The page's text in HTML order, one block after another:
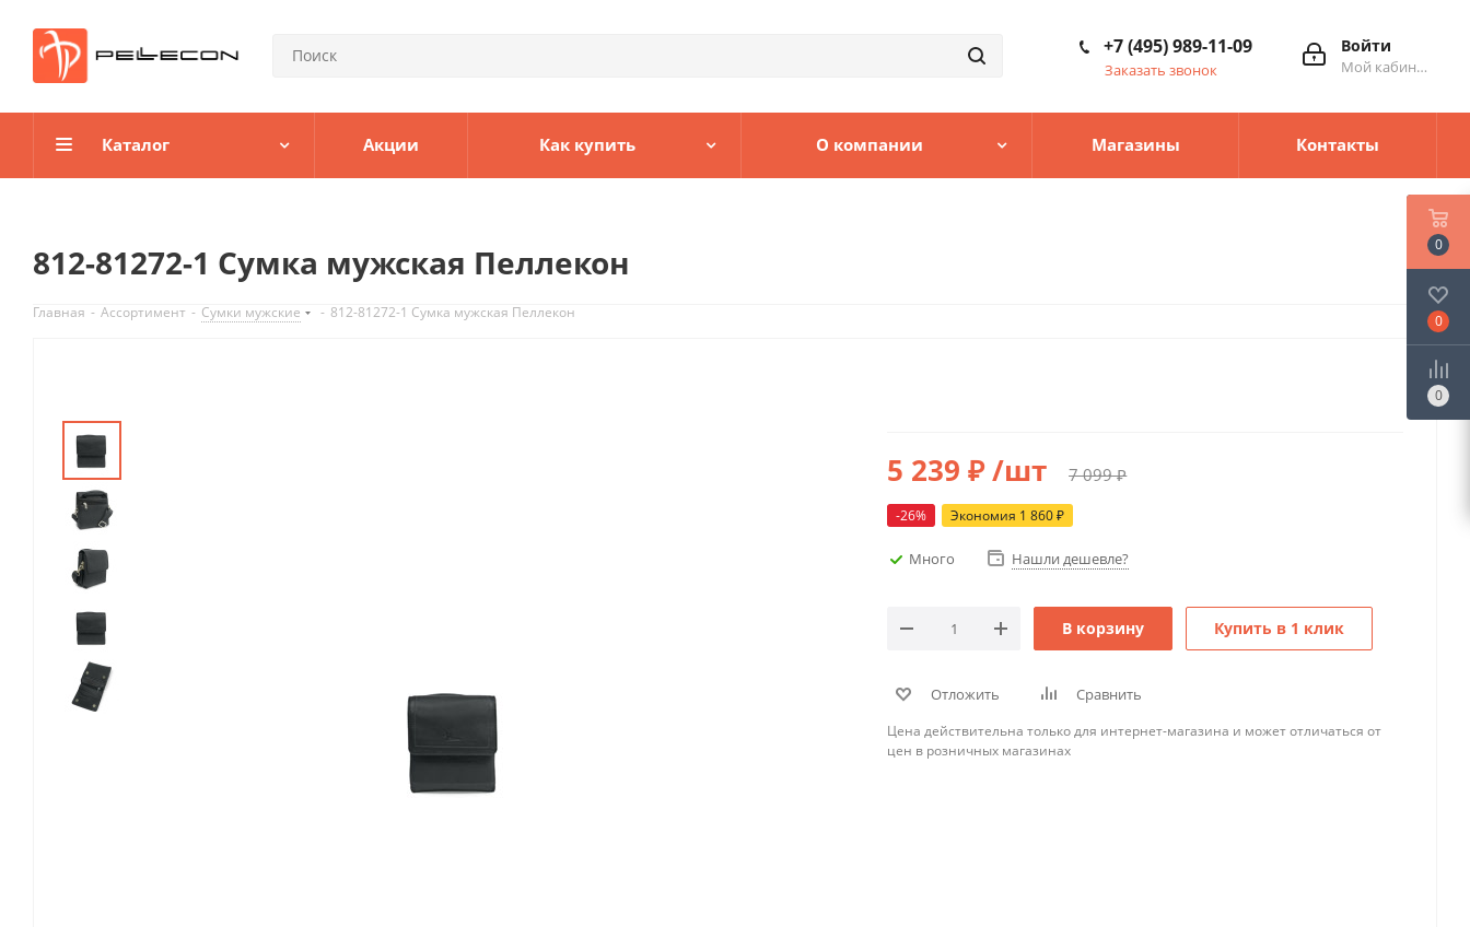
Войти
Мой кабинет
+7 (495) 989-11-09
Заказать звонок
Каталог Акции Как купить О компании Магазины Контакты
812-81272-1 Сумка мужская Пеллекон
Главная - Ассортимент - Сумки мужские - 812-81272-1 Сумка мужская Пеллекон
5 239 ₽/шт 7 099₽
-26% Экономия 1 860₽
Много Нашли дешевле?
В корзину Купить в 1 клик
Отложить Сравнить
Цена действительна только для интернет-магазина и может отличаться от
цен в розничных магазинах
0
0
0